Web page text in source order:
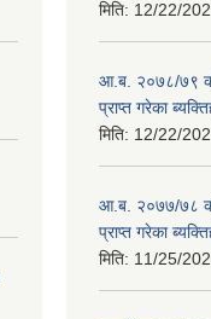
मिति: 12/22/
आ.ब. २०७८/७९ को
प्राप्त गरेका
मिति: 12/22/
आ.ब. २०७७/७८ को
प्राप्त गरेका
मिति: 11/25/